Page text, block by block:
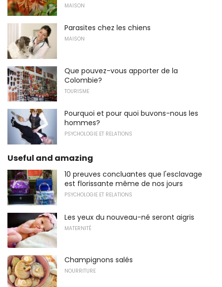
MAISON
Parasites chez les chiens
MAISON
Que pouvez-vous apporter de la
Colombie?
TOURISME
Pourquoi et pour quoi buvons-nous les
hommes?
PSYCHOLOGIE ET RELATIONS
Useful and amazing
10 preuves concluantes que l'esclavage
est florissante même de nos jours
PSYCHOLOGIE ET RELATIONS
Les yeux du nouveau-né seront aigris
MATERNITÉ
Champignons salés
NOURRITURE